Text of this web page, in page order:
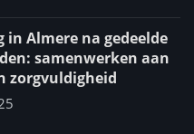
in Almere na gedeelde
samenwerken aan
zorgvuldigheid